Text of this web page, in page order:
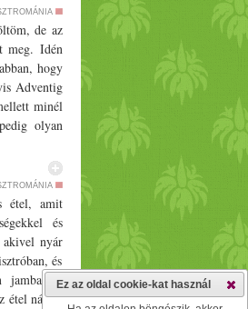
növényi
böjtös
következő
érezni.
por
tesszük. A
Szitán
de az
meg. Idén
hogy
Adventig
minél
olyan
2 ek
sárgarépa
150 g
rizs 50 g
1 narancs
4-5 szem
rúd 1/­­2
az olajat
étel, amit
és
akivel nyár
és
étel nálam
Ez az oldal cookie-kat használ